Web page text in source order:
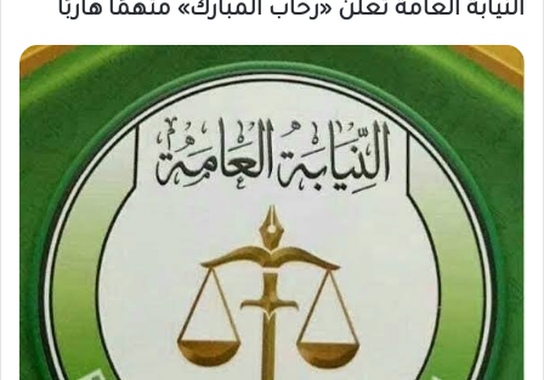
النيابة العامة تعلن «رحاب المبارك» متهمًا هاربًا